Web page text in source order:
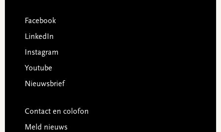
Facebook
LinkedIn
Instagram
Youtube
Nieuwsbrief
Contact en colofon
Meld nieuws